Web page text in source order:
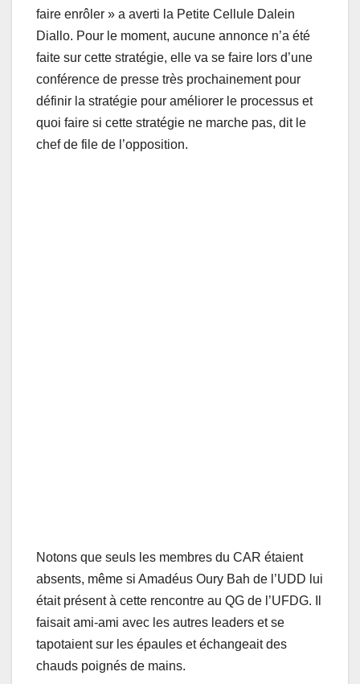
faire enrôler » a averti la Petite Cellule Dalein
Diallo. Pour le moment, aucune annonce n’a été
faite sur cette stratégie, elle va se faire lors d’une
conférence de presse très prochainement pour
définir la stratégie pour améliorer le processus et
quoi faire si cette stratégie ne marche pas, dit le
chef de file de l’opposition.
Notons que seuls les membres du CAR étaient
absents, même si Amadéus Oury Bah de l’UDD lui
était présent à cette rencontre au QG de l’UFDG. Il
faisait ami-ami avec les autres leaders et se
tapotaient sur les épaules et échangeait des
chauds poignés de mains.